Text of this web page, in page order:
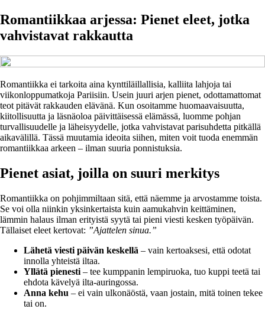
Romantiikkaa arjessa: Pienet eleet, jotka
vahvistavat rakkautta
Romantiikka ei tarkoita aina kynttiläillallisia, kalliita lahjoja tai
viikonloppumatkoja Pariisiin. Usein juuri arjen pienet, odottamattomat
teot pitävät rakkauden elävänä. Kun osoitamme huomaavaisuutta,
kiitollisuutta ja läsnäoloa päivittäisessä elämässä, luomme pohjan
turvallisuudelle ja läheisyydelle, jotka vahvistavat parisuhdetta pitkällä
aikavälillä. Tässä muutamia ideoita siihen, miten voit tuoda enemmän
romantiikkaa arkeen – ilman suuria ponnistuksia.
Pienet asiat, joilla on suuri merkitys
Romantiikka on pohjimmiltaan sitä, että näemme ja arvostamme toista.
Se voi olla niinkin yksinkertaista kuin aamukahvin keittäminen,
lämmin halaus ilman erityistä syytä tai pieni viesti kesken työpäivän.
Tällaiset eleet kertovat: ”Ajattelen sinua.”
Lähetä viesti päivän keskellä – vain kertoaksesi, että odotat
innolla yhteistä iltaa.
Yllätä pienesti – tee kumppanin lempiruoka, tuo kuppi teetä tai
ehdota kävelyä ilta-auringossa.
Anna kehu – ei vain ulkonäöstä, vaan jostain, mitä toinen tekee
tai on.